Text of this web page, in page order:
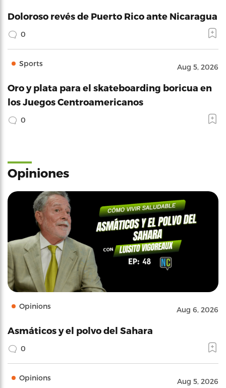
Doloroso revés de Puerto Rico ante Nicaragua
0
Sports Aug 5, 2026
Oro y plata para el skateboarding boricua en
los Juegos Centroamericanos
0
Opiniones
Opinions Aug 6, 2026
Asmáticos y el polvo del Sahara
0
Opinions Aug 5, 2026